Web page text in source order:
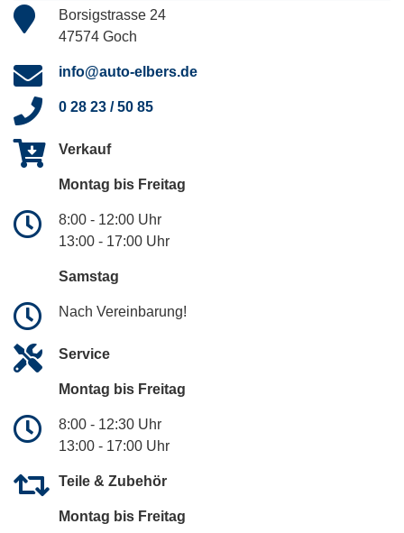
Borsigstrasse 24
47574 Goch
info@auto-elbers.de
0 28 23 / 50 85
Verkauf
Montag bis Freitag
8:00 - 12:00 Uhr
13:00 - 17:00 Uhr
Samstag
Nach Vereinbarung!
Service
Montag bis Freitag
8:00 - 12:30 Uhr
13:00 - 17:00 Uhr
Teile & Zubehör
Montag bis Freitag